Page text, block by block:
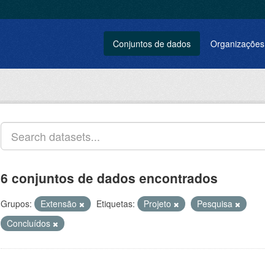
Conjuntos de dados Organizações
6 conjuntos de dados encontrados
Grupos: Extensão Etiquetas: Projeto
Pesquisa
Concluídos